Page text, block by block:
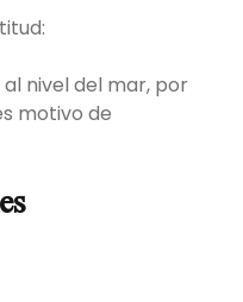
nivel del mar, por
motivo de